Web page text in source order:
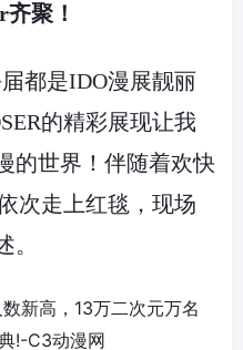
齐聚！
都是IDO漫展靓丽
的精彩展现让我
的世界！伴随着欢快
次走上红毯，现场
。